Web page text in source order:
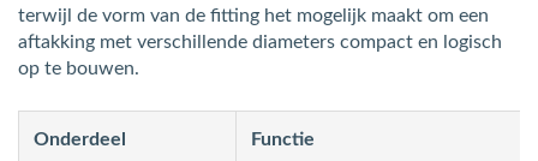
terwijl de vorm van de fitting het mogelijk maakt om een
aftakking met verschillende diameters compact en logisch
op te bouwen.
Onderdeel Functie